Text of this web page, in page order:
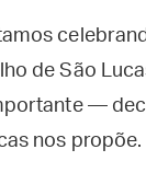
de São
—
nos propõe.